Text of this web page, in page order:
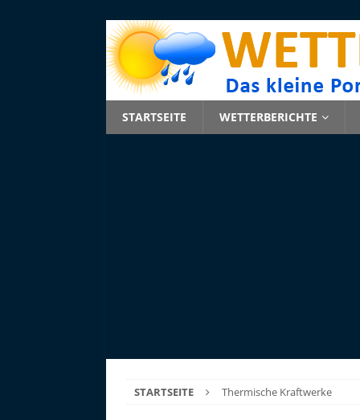
STARTSEITE WETTERBERICHTE
STARTSEITE Thermische Kraftwerke